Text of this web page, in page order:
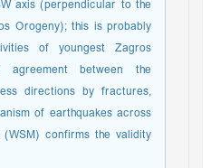
axis (perpendicular to the
Orogeny); this is probably
of youngest Zagros
agreement between the
directions by fractures,
of earthquakes across
confirms the validity